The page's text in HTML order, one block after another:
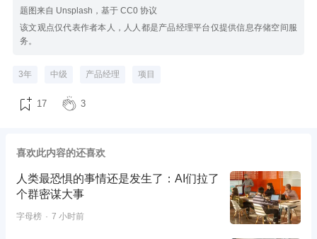
题图来自 Unsplash，基于 CC0 协议
该文观点仅代表作者本人，人人都是产品经理平台仅提供信息存储空间服
务。
3年 中级 产品经理 项目
17 3
喜欢此内容的还喜欢
人类最恐惧的事情还是发生了：AI们拉了
个群密谋大事
字母榜 7 小时前